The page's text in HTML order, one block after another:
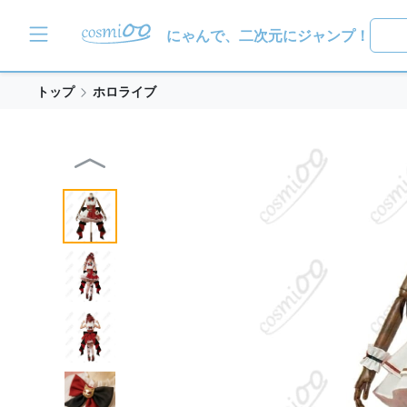
にゃんで、二次元にジャンプ！
トップ ホロライブ